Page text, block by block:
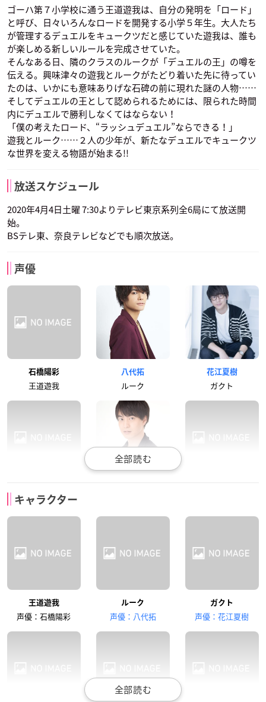
ゴーハ第７小学校に通う王道遊我は、自分の発明を「ロード」
と呼び、日々いろんなロードを開発する小学５年生。大人たち
が管理するデュエルをキュークツだと感じていた遊我は、誰も
が楽しめる新しいルールを完成させていた。
そんなある日、隣のクラスのルークが「デュエルの王」の噂を
伝える。興味津々の遊我とルークがたどり着いた先に待ってい
たのは、いかにも意味ありげな石碑の前に現れた謎の人物……
そしてデュエルの王として認められるためには、限られた時間
内にデュエルで勝利しなくてはならない！
「僕の考えたロード、“ラッシュデュエル”ならできる！」
遊我とルーク……２人の少年が、新たなデュエルでキュークツ
な世界を変える物語が始まる!!
放送スケジュール
2020年4月4日土曜 7:30よりテレビ東京系列全6局にて放送開
始。
BSテレ東、奈良テレビなどでも順次放送。
声優
石橋陽彩
王道遊我
八代拓
ルーク
花江夏樹
ガクト
ロミン
浪川大輔
オーティス
古田一紀
霧島ロア
松岡禎丞
西園寺ネイル
キャラクター
王道遊我
声優：石橋陽彩
ルーク
声優：八代拓
ガクト
声優：花江夏樹